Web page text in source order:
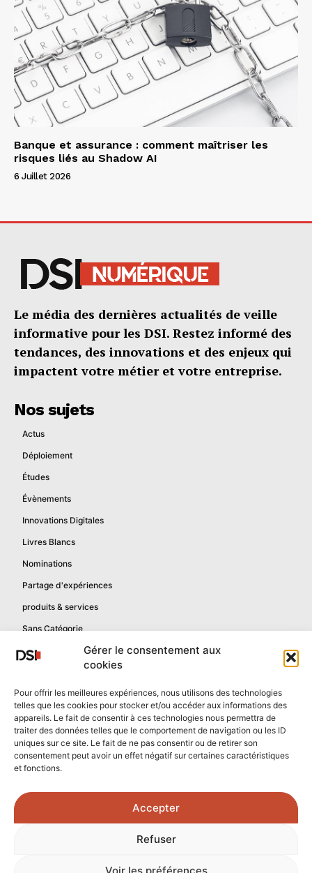
Gérer le consentement aux
cookies
Pour offrir les meilleures expériences, nous utilisons des technologies
telles que les cookies pour stocker et/ou accéder aux informations des
appareils. Le fait de consentir à ces technologies nous permettra de
traiter des données telles que le comportement de navigation ou les ID
uniques sur ce site. Le fait de ne pas consentir ou de retirer son
consentement peut avoir un effet négatif sur certaines caractéristiques
et fonctions.
Accepter
Refuser
Voir les préférences
Banque et assurance : comment maîtriser les
risques liés au Shadow AI
6 Juillet 2026
Le média des dernières actualités de veille
informative pour les DSI. Restez informé des
tendances, des innovations et des enjeux qui
impactent votre métier et votre entreprise.
Nos sujets
Actus
Déploiement
Études
Évènements
Innovations Digitales
Livres Blancs
Nominations
Partage d'expériences
produits & services
Sans Catégorie
Mentions légales
Politique de confidentialité
Contactez-nous
Confidentialité reCAPTCHA
Conditions reCAPTCHA